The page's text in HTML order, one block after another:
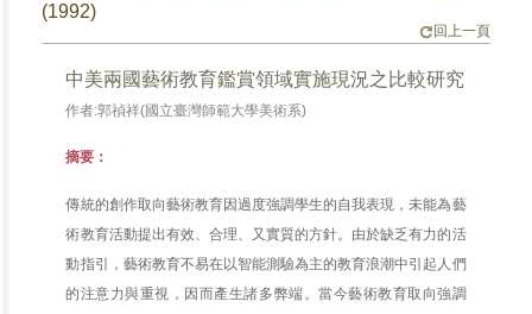
(1992)
回上一頁
中美兩國藝術教育鑑賞領域實施現況之比較研究
作者:郭禎祥(國立臺灣師範大學美術系)
摘要：
傳統的創作取向藝術教育因過度強調學生的自我表現，未能為藝
術教育活動提出有效、合理、又實質的方針。由於缺乏有力的活
動指引，藝術教育不易在以智能測驗為主的教育浪潮中引起人們
的注意力與重視，因而產生諸多弊端。當今藝術教育取向強調